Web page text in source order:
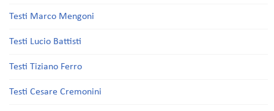
Testi Marco Mengoni
Testi Lucio Battisti
Testi Tiziano Ferro
Testi Cesare Cremonini